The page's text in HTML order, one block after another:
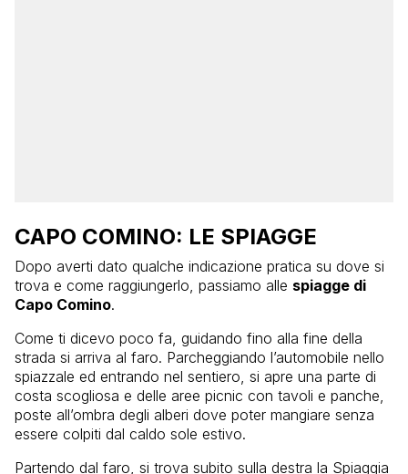
CAPO COMINO: LE SPIAGGE
Dopo averti dato qualche indicazione pratica su dove si
trova e come raggiungerlo, passiamo alle spiagge di
Capo Comino.
Come ti dicevo poco fa, guidando fino alla fine della
strada si arriva al faro. Parcheggiando l’automobile nello
spiazzale ed entrando nel sentiero, si apre una parte di
costa scogliosa e delle aree picnic con tavoli e panche,
poste all’ombra degli alberi dove poter mangiare senza
essere colpiti dal caldo sole estivo.
Partendo dal faro, si trova subito sulla destra la Spiaggia